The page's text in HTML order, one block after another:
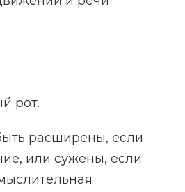
рот.
расширены, если
или сужены, если